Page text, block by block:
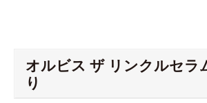
オルビス ザ リンクルセラ
り